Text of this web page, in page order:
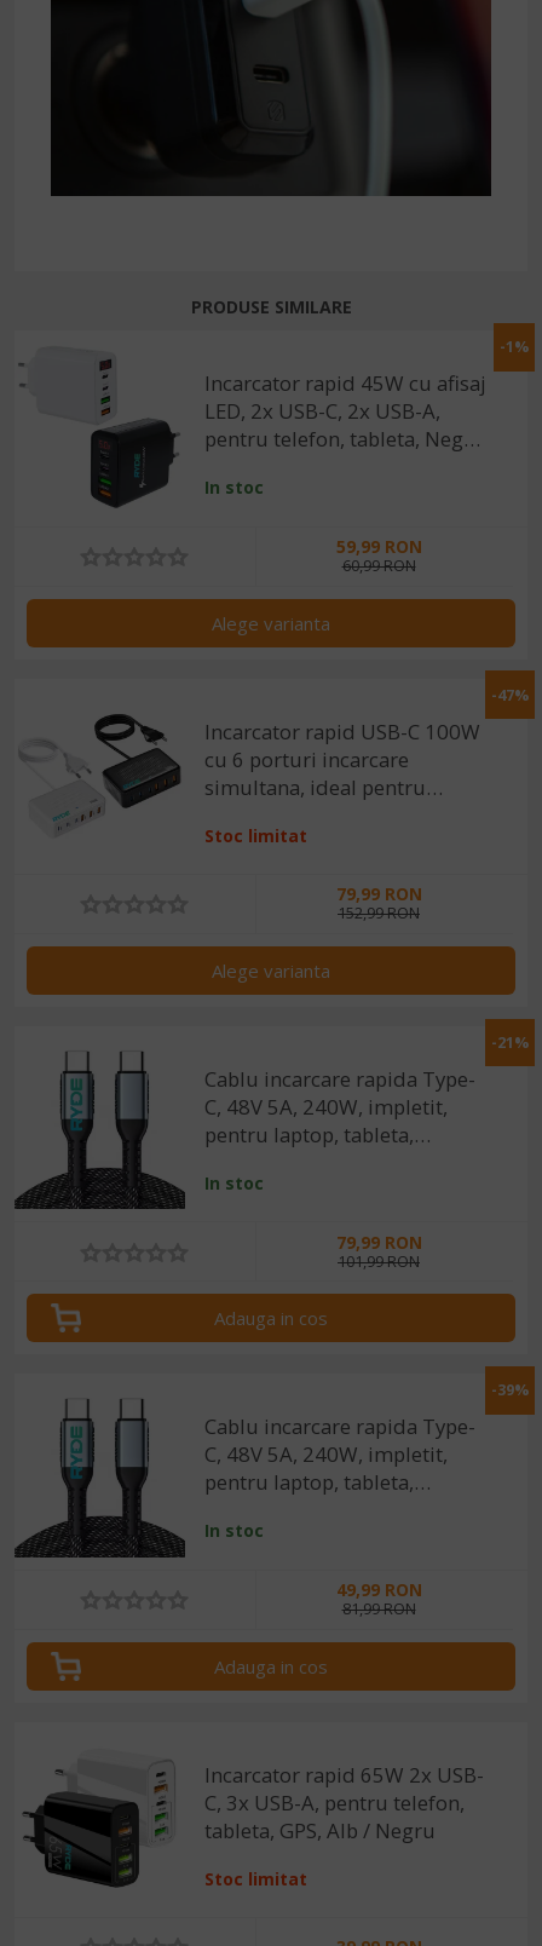
PRODUSE SIMILARE
-1%
Incarcator rapid 45W cu afisaj
LED, 2x USB-C, 2x USB-A,
pentru telefon, tableta, Negru
In stoc
59,99 RON
60,99 RON
Alege varianta
-47%
Incarcator rapid USB-C 100W
cu 6 porturi incarcare
simultana, ideal pentru
Negru
Stoc limitat
79,99 RON
152,99 RON
Alege varianta
-21%
Cablu incarcare rapida Type-
C, 48V 5A, 240W, impletit,
pentru laptop, tableta,
In stoc
79,99 RON
101,99 RON
Adauga in cos
-39%
Cablu incarcare rapida Type-
C, 48V 5A, 240W, impletit,
pentru laptop, tableta,
In stoc
49,99 RON
81,99 RON
Adauga in cos
Incarcator rapid 65W 2x USB-
C, 3x USB-A, pentru telefon,
tableta, GPS, Alb / Negru
Stoc limitat